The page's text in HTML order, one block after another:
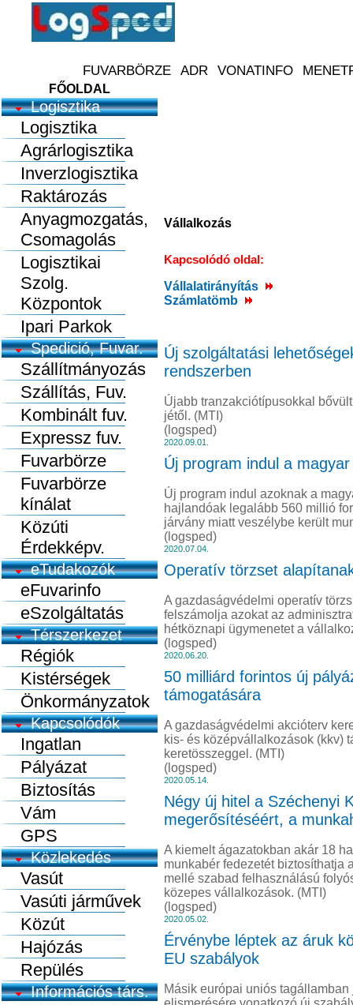
FŐOLDAL
Logisztika
Logisztika
Agrárlogisztika
Inverzlogisztika
Raktározás
Anyagmozgatás,
Csomagolás
Logisztikai
Szolg.
Központok
Ipari Parkok
Spedició, Fuvar.
Szállítmányozás
Szállítás, Fuv.
Kombinált fuv.
Expressz fuv.
Fuvarbörze
Fuvarbörze
kínálat
Közúti
Érdekképv.
eTudakozók
eFuvarinfo
eSzolgáltatás
Térszerkezet
Régiók
Kistérségek
Önkormányzatok
Kapcsolódók
Ingatlan
Pályázat
Biztosítás
Vám
GPS
Közlekedés
Vasút
Vasúti járművek
Közút
Hajózás
Repülés
Információs társ.
Vállalkozás
Kapcsolódó oldal:
Vállalatirányítás
Számlatömb
Új szolgáltatási
rendszerben
Újabb tranzakciótípusokkal
jétől. (MTI)
(logsped)
2020.09.01.
Új program indul a
Új program indul azoknak a
hajlandóak legalább 560 millió
járvány miatt veszélybe került
(logsped)
2020.07.04.
Operatív törzset
A gazdaságvédelmi operatív
felszámolja azokat az
hétköznapi ügymenetet a
(logsped)
2020.06.20.
50 milliárd forintos új
támogatására
A gazdaságvédelmi akcióterv
kis- és középvállalkozások (kkv)
keretösszeggel. (MTI)
(logsped)
2020.05.14.
Négy új hitel a Széchenyi
megerősítéséért, a
A kiemelt ágazatokban akár 18
munkabér fedezetét biztosíthatja
mellé szabad felhasználású
közepes vállalkozások. (MTI)
(logsped)
2020.05.02.
Érvénybe léptek az áruk
EU szabályok
Másik európai uniós